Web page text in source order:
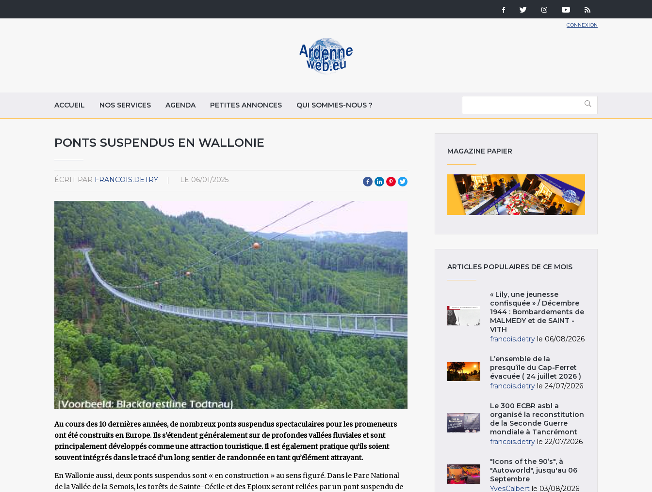
CONNEXION
ACCUEIL NOS SERVICES AGENDA PETITES ANNONCES QUI SOMMES-NOUS ?
PONTS SUSPENDUS EN WALLONIE
ÉCRIT PAR FRANCOIS.DETRY LE 06/01/2025
Au cours des 10 dernières années, de nombreux ponts suspendus spectaculaires pour les promeneurs
ont été construits en Europe. Ils s’étendent généralement sur de profondes vallées fluviales et sont
principalement développés comme une attraction touristique. Il est également pratique qu’ils soient
souvent intégrés dans le tracé d’un long sentier de randonnée en tant qu’élément attrayant.
En Wallonie aussi, deux ponts suspendus sont « en construction » au sens figuré. Dans le Parc National
de la Vallée de la Semois, les forêts de Sainte-Cécile et des Epioux seront reliées par un pont suspendu de
MAGAZINE PAPIER
ARTICLES POPULAIRES DE CE MOIS
« Lily, une jeunesse
confisquée » / Décembre
1944 : Bombardements de
MALMEDY et de SAINT -
VITH
francois.detry le 06/08/2026
L’ensemble de la
presqu’île du Cap-Ferret
évacuée ( 24 juillet 2026 )
francois.detry le 24/07/2026
Le 300 ECBR asbl a
organisé la reconstitution
de la Seconde Guerre
mondiale à Tancrémont
francois.detry le 22/07/2026
"Icons of the 90’s", à
"Autoworld", jusqu'au 06
Septembre
YvesCalbert le 03/08/2026